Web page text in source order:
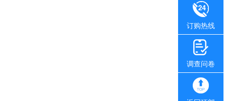
订购热线
调查问卷